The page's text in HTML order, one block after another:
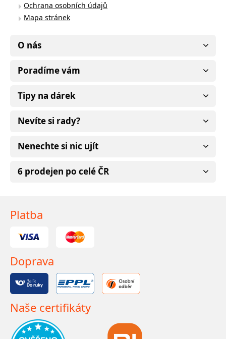
Ochrana osobních údajů
Mapa stránek
O nás
Poradíme vám
Tipy na dárek
Nevíte si rady?
Nenechte si nic ujít
6 prodejen po celé ČR
Platba
Doprava
Naše certifikáty